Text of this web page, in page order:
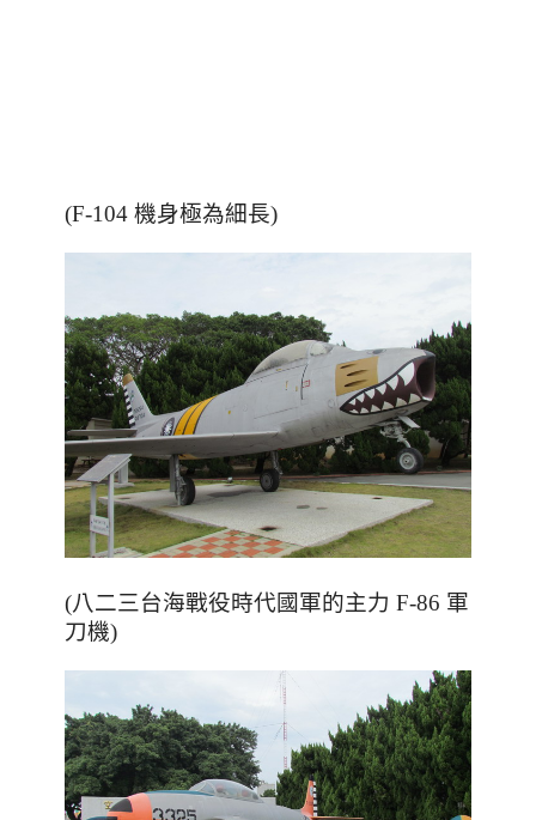
(F-104 機身極為細長)
(八二三台海戰役時代國軍的主力 F-86 軍
刀機)